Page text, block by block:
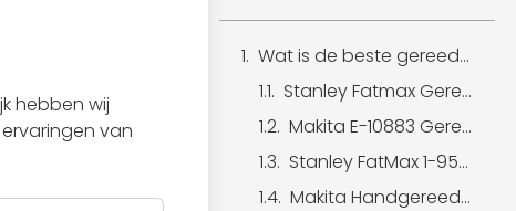
hebben wij
van
Wat is de beste gereedschapskoffer van 2023?
Stanley Fatmax Gereedschapskoffer - 149-delig
Makita E-10883 Gereedschapsset - 221 delig
Stanley FatMax 1-95-622 Gereedschapswagen
Makita Handgereedschapset 76-delig